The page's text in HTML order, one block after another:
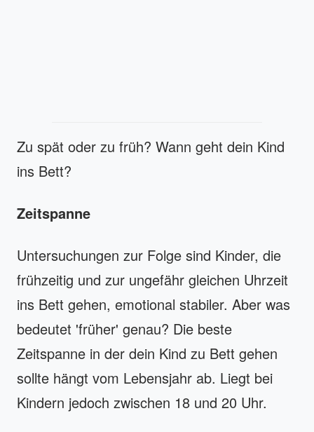
Zu spät oder zu früh? Wann geht dein Kind
ins Bett?
Zeitspanne
Untersuchungen zur Folge sind Kinder, die
frühzeitig und zur ungefähr gleichen Uhrzeit
ins Bett gehen, emotional stabiler. Aber was
bedeutet 'früher' genau? Die beste
Zeitspanne in der dein Kind zu Bett gehen
sollte hängt vom Lebensjahr ab. Liegt bei
Kindern jedoch zwischen 18 und 20 Uhr.